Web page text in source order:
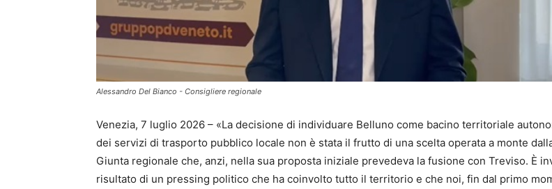
Alessandro Del Bianco - Consigliere regionale
Venezia, 7 luglio 2026 – «La decisione di individuare Belluno come bacino territoriale
dei servizi di trasporto pubblico locale non è stata il frutto di una scelta operata a monte
Giunta regionale che, anzi, nella sua proposta iniziale prevedeva la fusione con Treviso. È
risultato di un pressing politico che ha coinvolto tutto il territorio e che noi, fin dal primo